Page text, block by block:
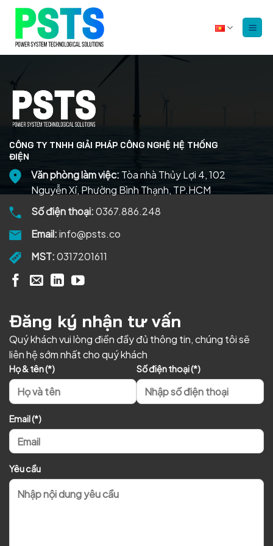
dung
CÔNG TY TNHH GIẢI PHÁP CÔNG NGHỆ HỆ THỐNG
ĐIỆN
Văn phòng làm việc: Tòa nhà Thủy Lợi 4, 102
Nguyễn Xí, Phường Bình Thạnh, TP.HCM
Số điện thoại:0367.886.248
Email:info@psts.co
MST:0317201611
Đăng ký nhận tư vấn
Quý khách vui lòng điền đầy đủ thông tin, chúng tôi sẽ
liên hệ sớm nhất cho quý khách
Họ & tên (*) Số điện thoại (*)
Email (*)
Yêu cầu